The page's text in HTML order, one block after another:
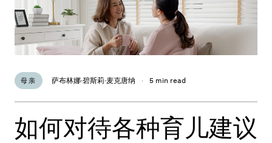
母亲 萨布林娜·碧斯莉·麦克唐纳 · 5 min read
如何对待各种育儿建议